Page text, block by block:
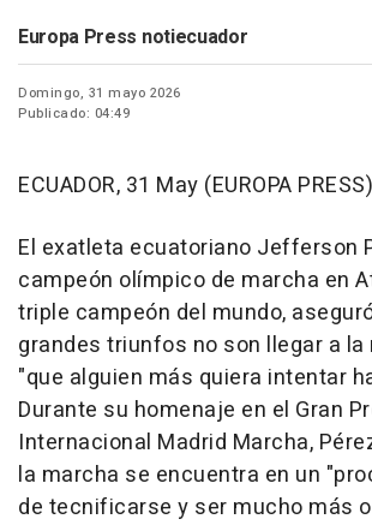
Europa Press notiecuador
Domingo, 31 mayo 2026
Publicado: 04:49
ECUADOR, 31 May (EUROPA PRESS)
El exatleta ecuatoriano Jefferson
campeón olímpico de marcha en
triple campeón del mundo,
grandes triunfos no son llegar a la
"que alguien más quiera intentar
Durante su homenaje en el Gran
Internacional Madrid Marcha,
la marcha se encuentra en un
de tecnificarse y ser mucho más